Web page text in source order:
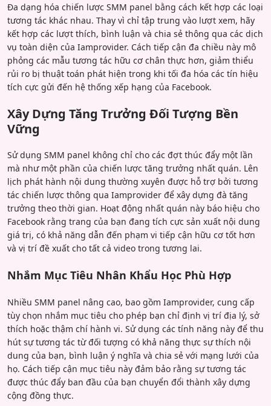
Đa dạng hóa chiến lược SMM panel bằng cách kết hợp các loại
tương tác khác nhau. Thay vì chỉ tập trung vào lượt xem, hãy
kết hợp các lượt thích, bình luận và chia sẻ thông qua các dịch
vụ toàn diện của Iamprovider. Cách tiếp cận đa chiều này mô
phỏng các mẫu tương tác hữu cơ chân thực hơn, giảm thiểu
rủi ro bị thuật toán phát hiện trong khi tối đa hóa các tín hiệu
tích cực gửi đến hệ thống xếp hạng của Facebook.
Xây Dựng Tăng Trưởng Đối Tượng Bền
Vững
Sử dụng SMM panel không chỉ cho các đợt thúc đẩy một lần
mà như một phần của chiến lược tăng trưởng nhất quán. Lên
lịch phát hành nội dung thường xuyên được hỗ trợ bởi tương
tác chiến lược thông qua Iamprovider để xây dựng đà tăng
trưởng theo thời gian. Hoạt động nhất quán này báo hiệu cho
Facebook rằng trang của bạn đang tích cực sản xuất nội dung
giá trị, có khả năng dẫn đến phạm vi tiếp cận hữu cơ tốt hơn
và vị trí đề xuất cho tất cả video trong tương lai.
Nhắm Mục Tiêu Nhân Khẩu Học Phù Hợp
Nhiều SMM panel nâng cao, bao gồm Iamprovider, cung cấp
tùy chọn nhắm mục tiêu cho phép bạn chỉ định vị trí địa lý, sở
thích hoặc thậm chí hành vi. Sử dụng các tính năng này để thu
hút sự tương tác từ đối tượng có khả năng thực sự thích nội
dung của bạn, bình luận ý nghĩa và chia sẻ với mạng lưới của
họ. Cách tiếp cận mục tiêu này đảm bảo rằng sự tương tác
được thúc đẩy ban đầu của bạn chuyển đổi thành xây dựng
cộng đồng thực.